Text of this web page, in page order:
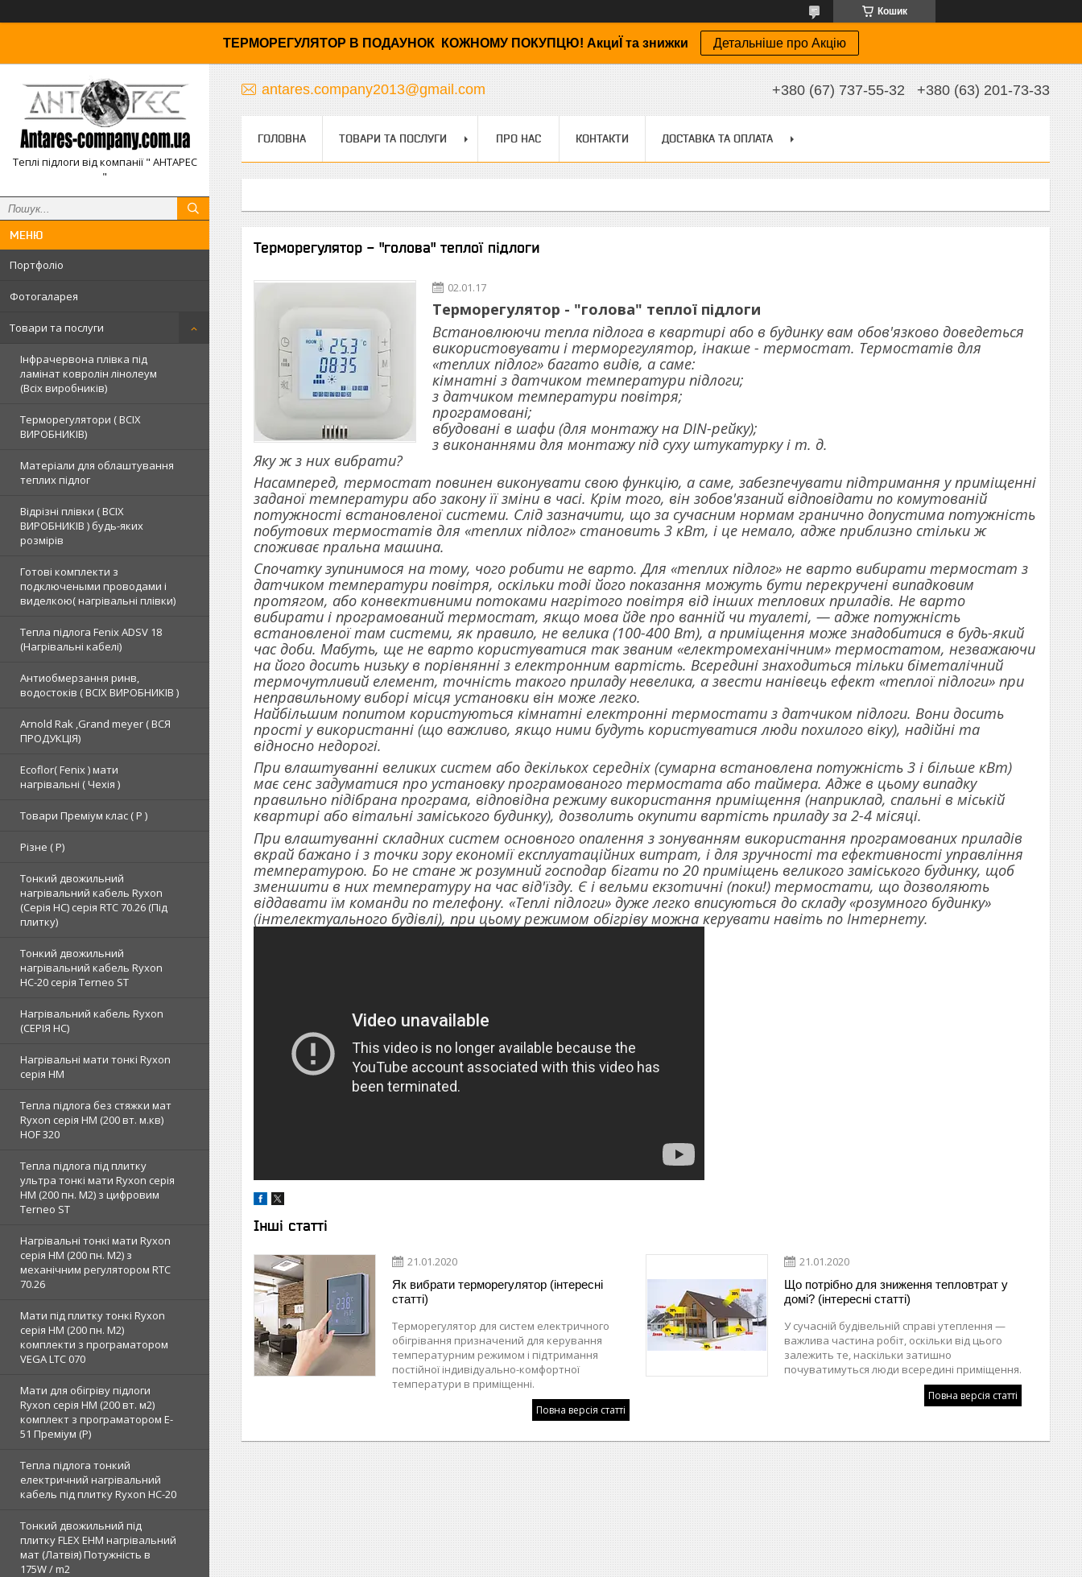
Кошик
ТЕРМОРЕГУЛЯТОР В ПОДАУНОК КОЖНОМУ ПОКУПЦЮ! АкциЇ та знижки Детальніше про Акцію
Теплі підлоги від компанії " АНТАРЕС
"
Портфоліо
Фотогаларея
Товари та послуги
Інфрачервона плівка під
ламінат ковролін лінолеум
(Всіх виробників)
Терморегулятори ( ВСІХ
ВИРОБНИКІВ)
Матеріали для облаштування
теплих підлог
Відрізні плівки ( ВСІХ
ВИРОБНИКІВ ) будь-яких
розмірів
Готові комплекти з
подключеными проводами і
виделкою( нагрівальні плівки)
Тепла підлога Fenix ADSV 18
(Нагрівальні кабелі)
Антиобмерзання ринв,
водостоків ( ВСІХ ВИРОБНИКІВ )
Arnold Rak ,Grand meyer ( ВСЯ
ПРОДУКЦІЯ)
Ecoflor( Fenix ) мати
нагрівальні ( Чехія )
Товари Преміум клас ( Р )
Різне ( Р)
Тонкий двожильний
нагрівальний кабель Ryxon
(Серія НС) серія RTC 70.26 (Під
плитку)
Тонкий двожильний
нагрівальний кабель Ryxon
HC-20 серія Terneo ST
Нагрівальний кабель Ryxon
(СЕРІЯ НС)
Нагрівальні мати тонкі Ryxon
серія НМ
Тепла підлога без стяжки мат
Ryxon серія НМ (200 вт. м.кв)
HOF 320
Тепла підлога під плитку
ультра тонкі мати Ryxon серія
НМ (200 пн. М2) з цифровим
Terneo ST
Нагрівальні тонкі мати Ryxon
серія НМ (200 пн. М2) з
механічним регулятором RTC
70.26
Мати під плитку тонкі Ryxon
серія НМ (200 пн. М2)
комплекти з програматором
VEGA LTC 070
Мати для обігріву підлоги
Ryxon серія НМ (200 вт. м2)
комплект з програматором E-
51 Преміум (Р)
Тепла підлога тонкий
електричний нагрівальний
кабель під плитку Ryxon HC-20
Тонкий двожильний під
плитку FLEX EHM нагрівальний
мат (Латвія) Потужність в
175W / m2
antares.company2013@gmail.com +380 (67) 737-55-32 +380 (63) 201-73-33
ГОЛОВНА ТОВАРИ ТА ПОСЛУГИ ПРО НАС КОНТАКТИ ДОСТАВКА ТА ОПЛАТА
Терморегулятор - "голова" теплої підлоги
02.01.17
Терморегулятор - "голова" теплої підлоги
Встановлюючи тепла підлога в квартирі або в будинку вам обов'язково доведеться
використовувати і терморегулятор, інакше - термостат. Термостатів для
«теплих підлог» багато видів, а саме:
кімнатні з датчиком температури підлоги;
з датчиком температури повітря;
програмовані;
вбудовані в шафи (для монтажу на DIN-рейку);
з виконаннями для монтажу під суху штукатурку і т. д.
Яку ж з них вибрати?
Насамперед, термостат повинен виконувати свою функцію, а саме, забезпечувати підтримання у приміщенні
заданої температури або закону її зміни в часі. Крім того, він зобов'язаний відповідати по комутованій
потужності встановленої системи. Слід зазначити, що за сучасним нормам гранично допустима потужність
побутових термостатів для «теплих підлог» становить 3 кВт, і це немало, адже приблизно стільки ж
споживає пральна машина.
Спочатку зупинимося на тому, чого робити не варто. Для «теплих підлог» не варто вибирати термостат з
датчиком температури повітря, оскільки тоді його показання можуть бути перекручені випадковим
протягом, або конвективними потоками нагрітого повітря від інших теплових приладів. Не варто
вибирати і програмований термостат, якщо мова йде про ванній чи туалеті, — адже потужність
встановленої там системи, як правило, не велика (100-400 Вт), а приміщення може знадобитися в будь-який
час доби. Мабуть, ще не варто користуватися так званим «електромеханічним» термостатом, незважаючи
на його досить низьку в порівнянні з електронним вартість. Всередині знаходиться тільки біметалічний
термочутливий елемент, точність такого приладу невелика, а звести нанівець ефект «теплої підлоги» при
неправильному виборі місця установки він може легко.
Найбільшим попитом користуються кімнатні електронні термостати з датчиком підлоги. Вони досить
прості у використанні (що важливо, якщо ними будуть користуватися люди похилого віку), надійні та
відносно недорогі.
При влаштуванні великих систем або декількох середніх (сумарна встановлена потужність 3 і більше кВт)
має сенс задуматися про установку програмованого термостата або таймера. Адже в цьому випадку
правильно підібрана програма, відповідна режиму використання приміщення (наприклад, спальні в міській
квартирі або вітальні заміського будинку), дозволить окупити вартість приладу за 2-4 місяці.
При влаштуванні складних систем основного опалення з зонуванням використання програмованих приладів
вкрай бажано і з точки зору економії експлуатаційних витрат, і для зручності та ефективності управління
температурою. Бо не стане ж розумний господар бігати по 20 приміщень великого заміського будинку, щоб
зменшити в них температуру на час від'їзду. Є і вельми екзотичні (поки!) термостати, що дозволяють
віддавати їм команди по телефону. «Теплі підлоги» дуже легко вписуються до складу «розумного будинку»
(інтелектуального будівлі), при цьому режимом обігріву можна керувати навіть по Інтернету.
Інші статті
21.01.2020
Як вибрати терморегулятор (інтересні
статті)
Терморегулятор для систем електричного
обігрівання призначений для керування
температурним режимом і підтримання
постійної індивідуально-комфортної
температури в приміщенні.
Повна версія статті
21.01.2020
Що потрібно для зниження тепловтрат у
домі? (інтересні статті)
У сучасній будівельній справі утеплення —
важлива частина робіт, оскільки від цього
залежить те, наскільки затишно
почуватимуться люди всередині приміщення.
Повна версія статті